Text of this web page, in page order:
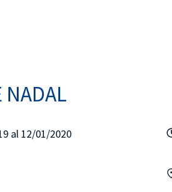
NADAL
al 12/01/2020